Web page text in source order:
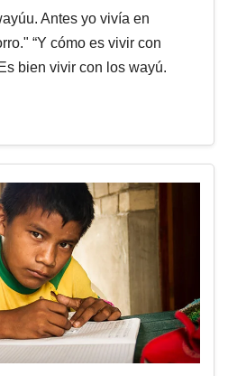
Antes yo vivía en
“Y cómo es vivir con
bien vivir con los wayú.